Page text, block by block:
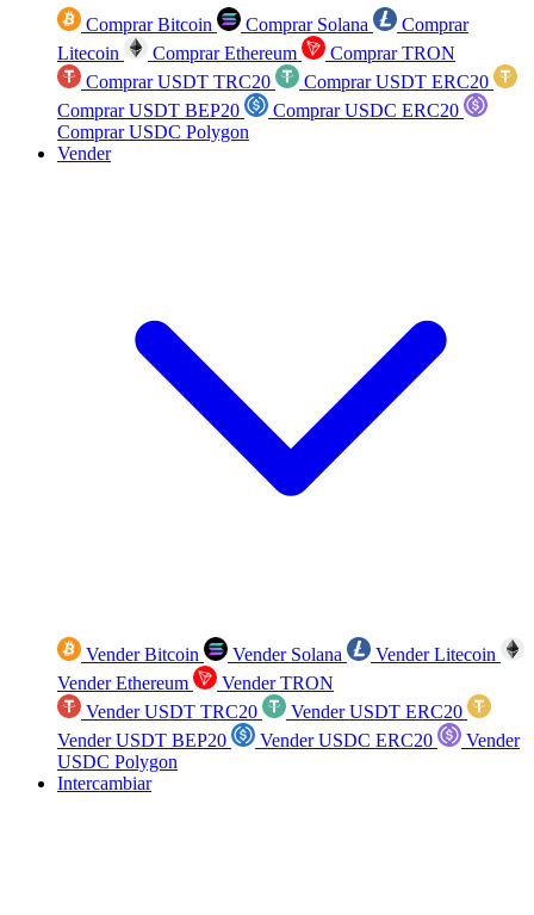
Comprar Bitcoin Comprar Solana
Comprar
Litecoin
Comprar Ethereum
Comprar TRON
Comprar USDT TRC20
Comprar USDT ERC20
Comprar USDT BEP20
Comprar USDC ERC20
Comprar USDC Polygon
Vender
Vender Bitcoin Vender Solana
Vender Litecoin
Vender Ethereum
Vender TRON
Vender USDT TRC20
Vender USDT ERC20
Vender USDT BEP20
Vender USDC ERC20
Vender
USDC Polygon
Intercambiar